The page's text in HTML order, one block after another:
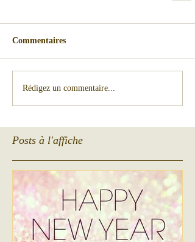
Commentaires
Rédigez un commentaire...
Posts à l'affiche